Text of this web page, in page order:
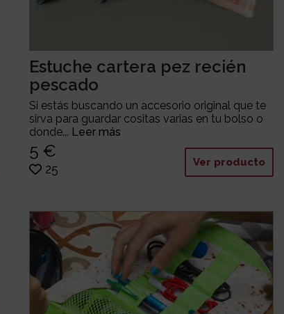
Estuche cartera pez recién
pescado
Si estás buscando un accesorio original que te
sirva para guardar cositas varias en tu bolso o
donde... Leer más
5 €
25 Ver producto